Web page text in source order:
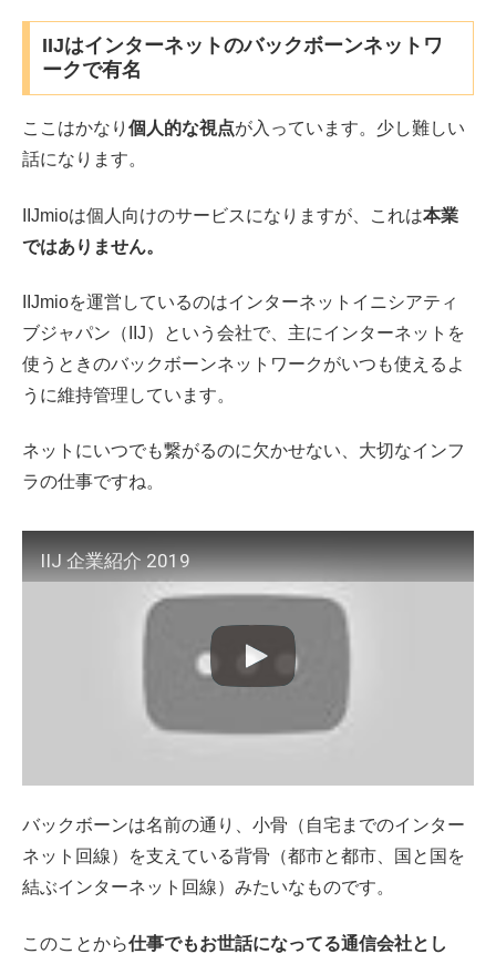
IIJはインターネットのバックボーンネットワ
ークで有名
ここはかなり 個人的な視点が入っています。少し難しい
話になります。
IIJmioは個人向けのサービスになりますが、これは本業
ではありません。
IIJmioを運営しているのはインターネットイニシアティ
ブジャパン（IIJ）という会社で、主にインターネットを
使うときのバックボーンネットワークがいつも使えるよ
うに維持管理しています。
ネットにいつでも繋がるのに欠かせない、大切なインフ
ラの仕事ですね。
IIJ 企業紹介 2019
バックボーンは名前の通り、小骨（自宅までのインター
ネット回線）を支えている背骨（都市と都市、国と国を
結ぶインターネット回線）みたいなものです。
このことから仕事でもお世話になってる通信会社とし